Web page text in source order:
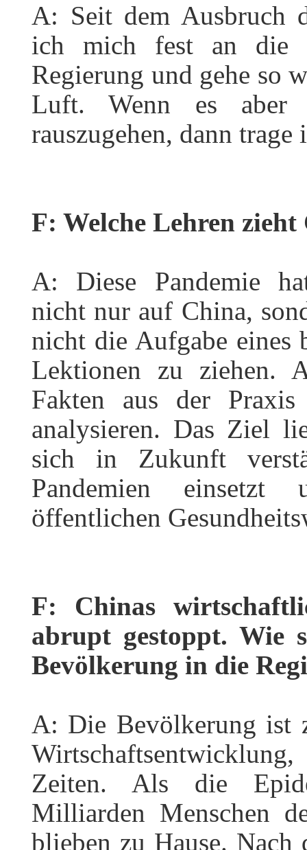
A: Seit dem Ausbruch
ich mich fest an die
Regierung und gehe so
Luft. Wenn es aber
rauszugehen, dann
F: Welche Lehren
A: Diese Pandemie
nicht nur auf China,
nicht die Aufgabe eines
Lektionen zu ziehen.
Fakten aus der
analysieren. Das Ziel
sich in Zukunft
Pandemien einsetzt
öffentlichen
F: Chinas
abrupt gestoppt. Wie
Bevölkerung in die
A: Die Bevölkerung ist
Zeiten. Als die
Milliarden Menschen
blieben zu Hause.